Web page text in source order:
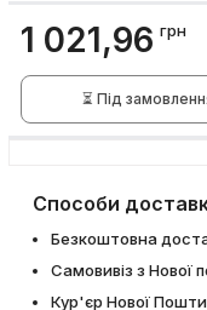
1 021,96 грн
⏳ Під
Способи
Безкоштовна
Самовивіз з Нової
Кур'єр Нової Пошти